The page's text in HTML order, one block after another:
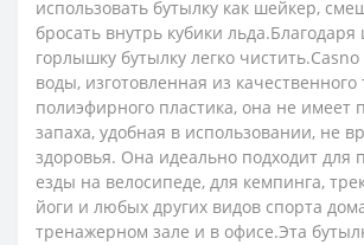
использовать бутылку как шейкер,
бросать внутрь кубики
горлышку бутылку легко
воды, изготовленная из
полиэфирного пластика, она не имеет
запаха, удобная в использовании, не
здоровья. Она идеально подходит для
езды на велосипеде, для кемпинга,
йоги и любых других видов спорта
тренажерном зале и в офисе.Эта